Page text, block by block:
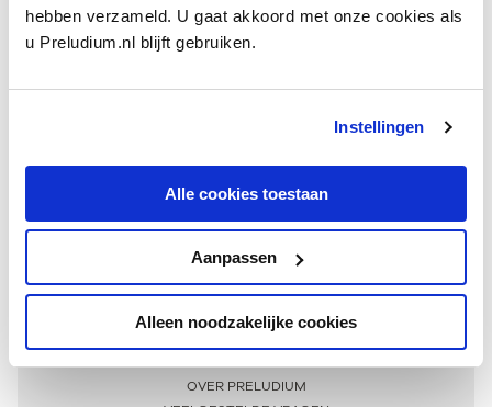
hebben verzameld. U gaat akkoord met onze cookies als
u Preludium.nl blijft gebruiken.
Instellingen
Alle cookies toestaan
Aanpassen
Alleen noodzakelijke cookies
Meer informatie
OVER PRELUDIUM